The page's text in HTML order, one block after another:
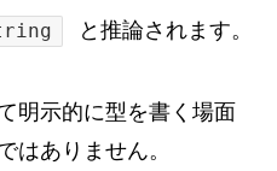
と推論されます。
明示的に型を書く場面
はありません。